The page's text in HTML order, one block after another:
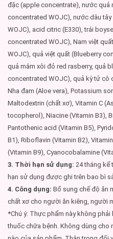
đặc (apple concentrate), nước quả
concentrated WOJC), nước dâu
WOJC), acid citric (E330), trái
concentrated WOJC), Nam việt
WOJC), quả việt quất (Blueberry
quả mâm xôi đỏ red rasberry, quả
concentrated WOJC), quả kỳ tử cô
Nha đam (Aloe vera), Potassium
Maltodextrin (chất xơ), Vitamin C
tocopherol), Niacine (Vitamin B3),
Pantothenic acid (Vitamin B5),
B1), Riboflavin (Vitamin B2),
(Vitamin B9), Cyanocobalamine
3. Thời hạn sử dụng: 24 tháng kể
hạn sử dụng được ghi trên bao bì
4. Công dụng: Bổ sung chế độ ăn
chất xơ cho người ăn kiêng, người
*Chú ý: Thực phẩm này không
thuốc chữa bệnh. Không dùng cho